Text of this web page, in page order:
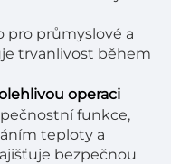
pro průmyslové a
trvanlivost během
operaci
funkce,
teploty a
bezpečnou